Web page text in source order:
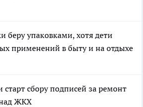
беру упаковками, хотя дети
применений в быту и на отдыхе
сбору подписей за ремонт
ЖКХ